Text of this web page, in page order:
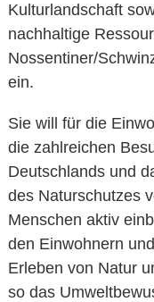
Kulturlandschaft
nachhaltige
Nossentiner/
ein.
Sie will für die
die zahlreichen
Deutschlands und
des Naturschutzes
Menschen aktiv
den Einwohnern
Erleben von Natur
so das